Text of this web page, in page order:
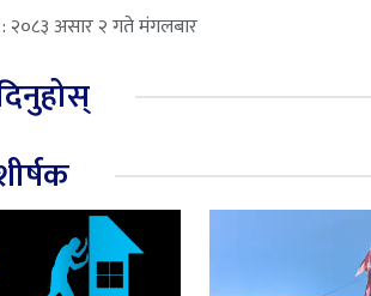
: २०८३ असार २ गते मंगलबार